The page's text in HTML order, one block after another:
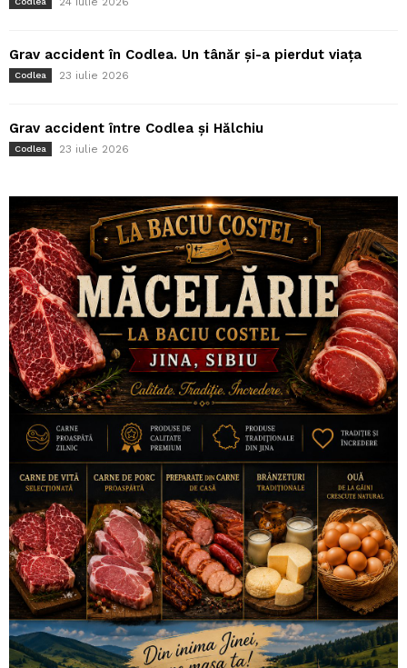
Grav accident în Codlea. Un tânăr și-a pierdut viața
Codlea 23 iulie 2026
Grav accident între Codlea și Hălchiu
Codlea 23 iulie 2026